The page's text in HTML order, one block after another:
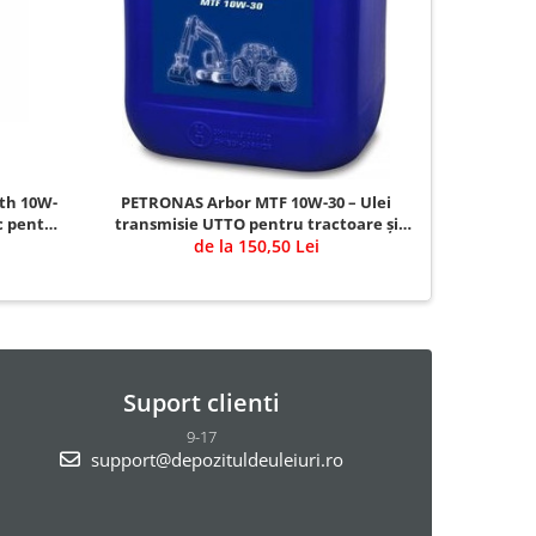
10W-
pentru
PETRONAS Arbor MTF 10W-30 – Ulei
transmisie UTTO pentru tractoare și
utilaje agricole
de la 150,50 Lei
Suport clienti
9-17
support@depozituldeuleiuri.ro